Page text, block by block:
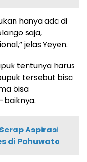
hanya ada di
saja,
jelas Yeyen.
tentunya harus
tersebut bisa
bisa
baiknya.
Aspirasi
di Pohuwato